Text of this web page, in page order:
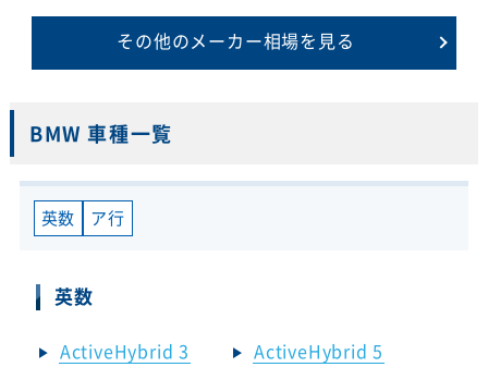
その他のメーカー相場を見る
BMW 車種一覧
英数 ア行
英数
ActiveHybrid 3
ActiveHybrid 5